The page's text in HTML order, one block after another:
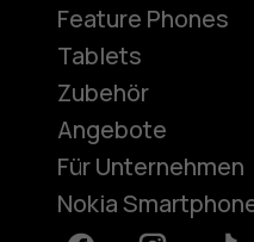
Feature Phones
Tablets
Zubehör
Angebote
Für Unternehmen
Nokia